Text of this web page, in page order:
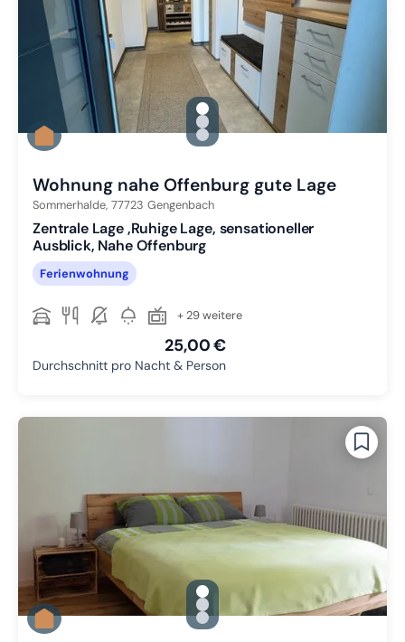
gallery.slide_selector
Zu Slide 1 wechseln
Zu Slide 2 wechseln
Zu Slide 3 wechseln
Wohnung nahe Offenburg gute Lage
Sommerhalde, 77723 Gengenbach
Zentrale Lage ,Ruhige Lage, sensationeller
Ausblick, Nahe Offenburg
Ferienwohnung
+ 29 weitere
25,00 €
Durchschnitt pro Nacht & Person
gallery.slide_selector
Zu Slide 1 wechseln
Zu Slide 2 wechseln
Zu Slide 3 wechseln